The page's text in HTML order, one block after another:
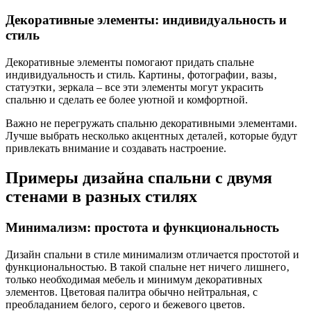
Декоративные элементы: индивидуальность и
стиль
Декоративные элементы помогают придать спальне
индивидуальность и стиль. Картины‚ фотографии‚ вазы‚
статуэтки‚ зеркала – все эти элементы могут украсить
спальню и сделать ее более уютной и комфортной.
Важно не перегружать спальню декоративными элементами.
Лучше выбрать несколько акцентных деталей‚ которые будут
привлекать внимание и создавать настроение.
Примеры дизайна спальни с двумя
стенами в разных стилях
Минимализм: простота и функциональность
Дизайн спальни в стиле минимализм отличается простотой и
функциональностью. В такой спальне нет ничего лишнего‚
только необходимая мебель и минимум декоративных
элементов. Цветовая палитра обычно нейтральная‚ с
преобладанием белого‚ серого и бежевого цветов.